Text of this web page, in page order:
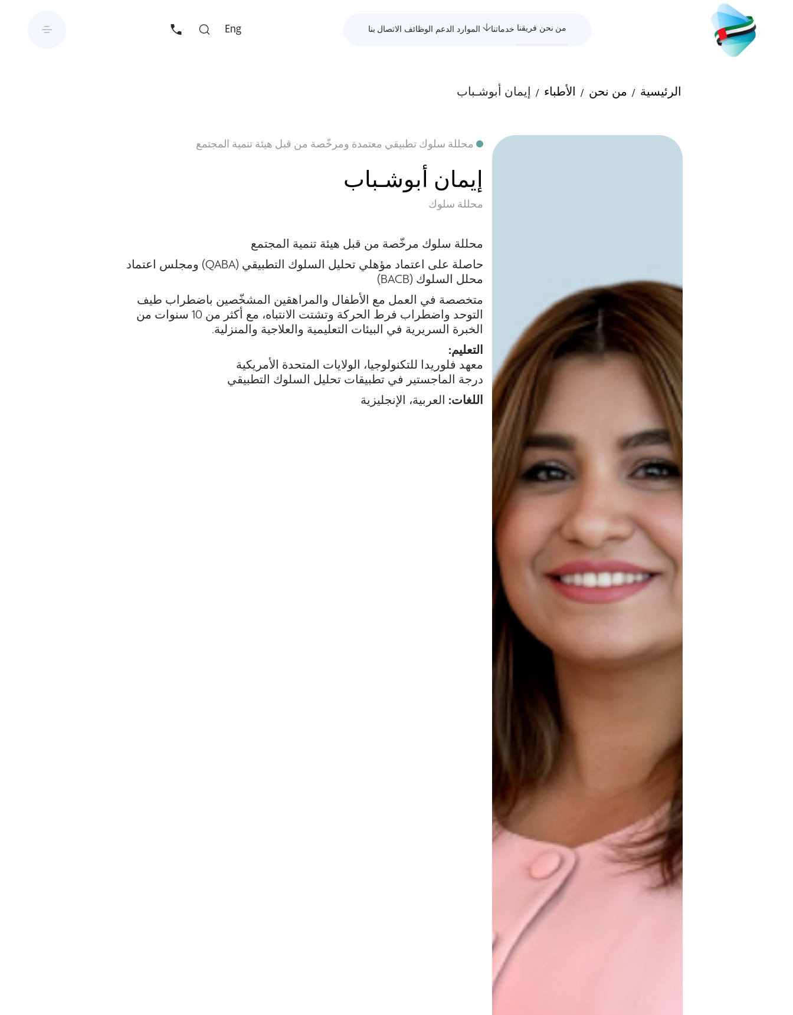
من نحن فريقنا خدماتنا الموارد الدعم الوظائف الاتصال بنا Eng
الرئيسية / من نحن / الأطباء / إيمان أبوشـباب
محللة سلوك تطبيقي معتمدة ومرخّصة من قبل هيئة تنمية المجتمع
إيمان أبوشـباب
محللة سلوك
محللة سلوك مرخّصة من قبل هيئة تنمية المجتمع
حاصلة على اعتماد مؤهلي تحليل السلوك التطبيقي (QABA) ومجلس اعتماد
محلل السلوك (BACB)
متخصصة في العمل مع الأطفال والمراهقين المشخّصين باضطراب طيف
التوحد واضطراب فرط الحركة وتشتت الانتباه، مع أكثر من 10 سنوات من
الخبرة السريرية في البيئات التعليمية والعلاجية والمنزلية.
التعليم:
معهد فلوريدا للتكنولوجيا، الولايات المتحدة الأمريكية
درجة الماجستير في تطبيقات تحليل السلوك التطبيقي
اللغات: العربية، الإنجليزية